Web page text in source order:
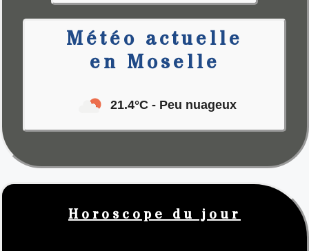
Météo actuelle
en Moselle
21.4°C - Peu nuageux
Horoscope du jour